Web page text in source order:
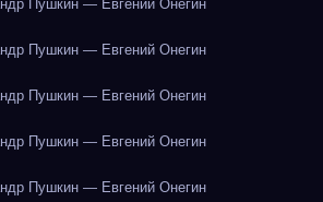
Пушкин — Евгений Онегин
Пушкин — Евгений Онегин
Пушкин — Евгений Онегин
Пушкин — Евгений Онегин
Пушкин — Евгений Онегин